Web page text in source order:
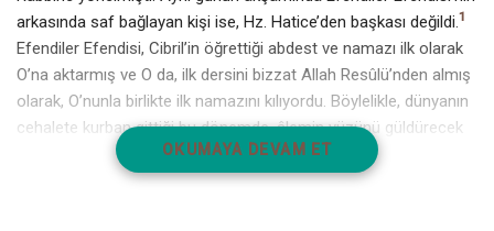
arkasında saf bağlayan kişi ise, Hz. Hatice’den başkası değildi.1
Efendiler Efendisi, Cibril’in öğrettiği abdest ve namazı ilk olarak
O’na aktarmış ve O da, ilk dersini bizzat Allah Resûlü’nden almış
olarak, O’nunla birlikte ilk namazını kılıyordu. Böylelikle, dünyanın
cehalete kurban gittiği bu dönemde, âlemin yüzünü güldürecek
bir ‘ilk hareket’ başlıyordu.OKUMAYA DEVAM ET